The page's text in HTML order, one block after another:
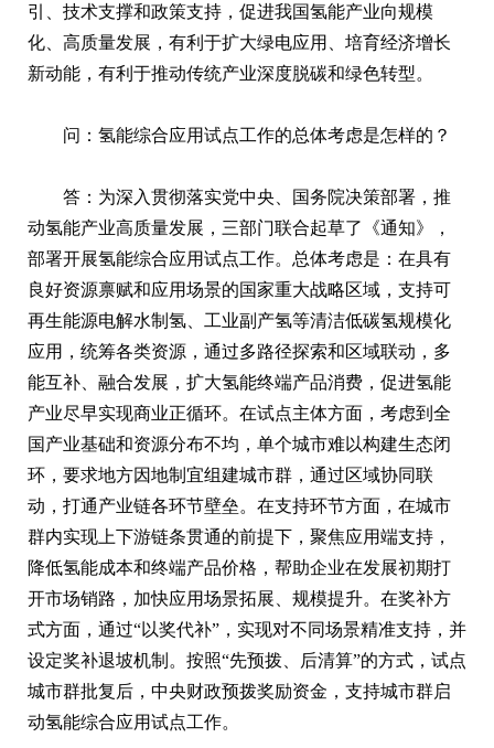
引、技术支撑和政策支持，促进我国氢能产业向规模
化、高质量发展，有利于扩大绿电应用、培育经济增长
新动能，有利于推动传统产业深度脱碳和绿色转型。
问：氢能综合应用试点工作的总体考虑是怎样的？
答：为深入贯彻落实党中央、国务院决策部署，推
动氢能产业高质量发展，三部门联合起草了《通知》，
部署开展氢能综合应用试点工作。总体考虑是：在具有
良好资源禀赋和应用场景的国家重大战略区域，支持可
再生能源电解水制氢、工业副产氢等清洁低碳氢规模化
应用，统筹各类资源，通过多路径探索和区域联动，多
能互补、融合发展，扩大氢能终端产品消费，促进氢能
产业尽早实现商业正循环。在试点主体方面，考虑到全
国产业基础和资源分布不均，单个城市难以构建生态闭
环，要求地方因地制宜组建城市群，通过区域协同联
动，打通产业链各环节壁垒。在支持环节方面，在城市
群内实现上下游链条贯通的前提下，聚焦应用端支持，
降低氢能成本和终端产品价格，帮助企业在发展初期打
开市场销路，加快应用场景拓展、规模提升。在奖补方
式方面，通过“以奖代补”，实现对不同场景精准支持，并
设定奖补退坡机制。按照“先预拨、后清算”的方式，试点
城市群批复后，中央财政预拨奖励资金，支持城市群启
动氢能综合应用试点工作。